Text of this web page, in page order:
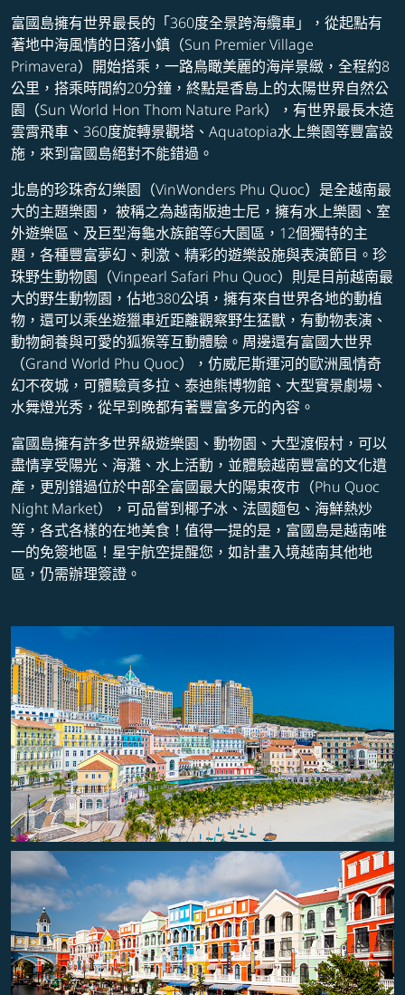
富國島擁有世界最長的「360度全景跨海纜車」，從起點有
著地中海風情的日落小鎮（Sun Premier Village
Primavera）開始搭乘，一路鳥瞰美麗的海岸景緻，全程約8
公里，搭乘時間約20分鐘，終點是香島上的太陽世界自然公
園（Sun World Hon Thom Nature Park），有世界最長木造
雲霄飛車、360度旋轉景觀塔、Aquatopia水上樂園等豐富設
施，來到富國島絕對不能錯過。
北島的珍珠奇幻樂園（VinWonders Phu Quoc）是全越南最
大的主題樂園， 被稱之為越南版迪士尼，擁有水上樂園、室
外遊樂區、及巨型海龜水族館等6大園區，12個獨特的主
題，各種豐富夢幻、刺激、精彩的遊樂設施與表演節目。珍
珠野生動物園（Vinpearl Safari Phu Quoc）則是目前越南最
大的野生動物園，佔地380公頃，擁有來自世界各地的動植
物，還可以乘坐遊獵車近距離觀察野生猛獸，有動物表演、
動物飼養與可愛的狐猴等互動體驗。周邊還有富國大世界
（Grand World Phu Quoc），仿威尼斯運河的歐洲風情奇
幻不夜城，可體驗貢多拉、泰迪熊博物館、大型實景劇場、
水舞燈光秀，從早到晚都有著豐富多元的內容。
富國島擁有許多世界級遊樂園、動物園、大型渡假村，可以
盡情享受陽光、海灘、水上活動，並體驗越南豐富的文化遺
產，更別錯過位於中部全富國最大的陽東夜市（Phu Quoc
Night Market），可品嘗到椰子冰、法國麵包、海鮮熱炒
等，各式各樣的在地美食！值得一提的是，富國島是越南唯
一的免簽地區！星宇航空提醒您，如計畫入境越南其他地
區，仍需辦理簽證。